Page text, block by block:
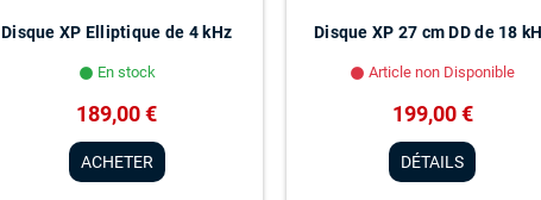
Disque XP Elliptique de 4 kHz
lens En stock
189,00 €
ACHETER
Disque XP 27 cm DD de 18
lens Article non Disponible
199,00 €
DÉTAILS